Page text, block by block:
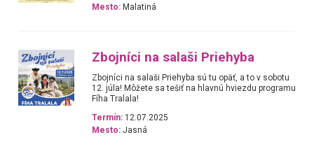
Mesto: Malatiná
Zbojníci na salaši Priehyba
Zbojníci na salaši Priehyba sú tu opäť, a to v sobotu
12. júla! Môžete sa tešiť na hlavnú hviezdu programu
Fíha Tralala!
Termín: 12.07.2025
Mesto: Jasná